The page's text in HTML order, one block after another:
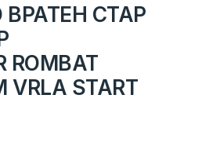
СТАР
ROMBAT
VRLA START